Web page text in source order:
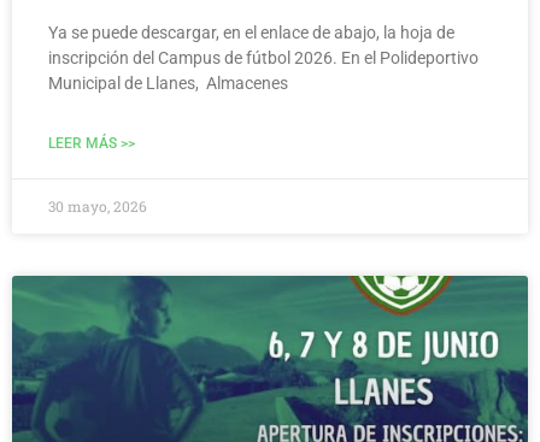
Ya se puede descargar, en el enlace de abajo, la hoja de
inscripción del Campus de fútbol 2026. En el Polideportivo
Municipal de Llanes, Almacenes
LEER MÁS >>
30 mayo, 2026